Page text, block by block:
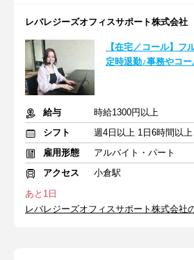
レバレジーズオフィスサポート株式会社
【在宅／コール】
定時退勤♪事務やコ
給与
時給1300円以上
シフト
週4日以上 1日6時間以上
雇用形態
アルバイト・パート
アクセス
小倉駅
あと1日
レバレジーズオフィスサポート株式会社